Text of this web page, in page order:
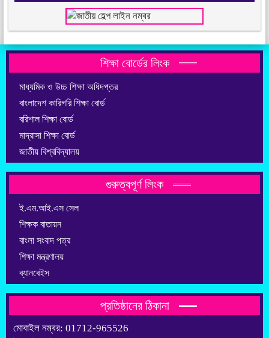
শিক্ষা বোর্ডের লিংক
মাধ্যমিক ও উচ্চ শিক্ষা অধিদপ্তর
বাংলাদেশ কারিগরি শিক্ষা বোর্ড
বরিশাল শিক্ষা বোর্ড
মাদ্রাসা শিক্ষা বোর্ড
জাতীয় বিশ্ববিদ্যালয়
গুরুত্বপূর্ণ লিংক
ই.এম.আই.এস সেল
শিক্ষক বাতায়ন
বাংলা সংবাদ পত্র
শিক্ষা মন্ত্রণালয়
ব্যানবেইস
প্রতিষ্ঠানের ঠিকানা
মোবাইল নম্বর: 01712-965526